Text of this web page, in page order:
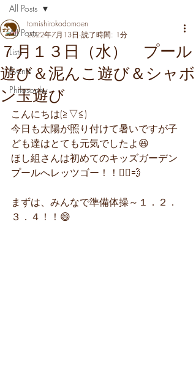
All Posts
Lists
Events
Philosophy
All Posts
７月１３日（水） プール
遊び＆泥んこ遊び＆シャボ
ン玉遊び
tomishirokodomoen
2022年7月13日 読了時間: 1分
こんにちは(≧▽≦)
今日も太陽が照り付けて暑いですが子
ども達はとても元気でしたよ😆
ほし組さんは初めてのキッズガーデン
プールへレッツゴー！！🏃‍♂️💨
まずは、みんなで準備体操～１．２．
３．４！！😄